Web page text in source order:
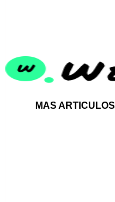
MAS ARTICULOS